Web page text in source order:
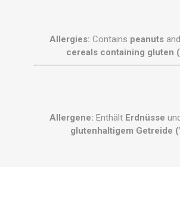
Allergies: Contains peanuts and
cereals containing gluten
Allergene: Enthält Erdnüsse
glutenhaltigem Getreide